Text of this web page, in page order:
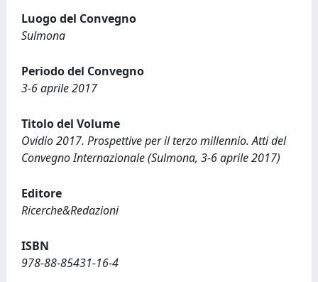
Luogo del Convegno
Sulmona
Periodo del Convegno
3-6 aprile 2017
Titolo del Volume
Ovidio 2017. Prospettive per il terzo millennio. Atti del
Convegno Internazionale (Sulmona, 3-6 aprile 2017)
Editore
Ricerche&Redazioni
ISBN
978-88-85431-16-4